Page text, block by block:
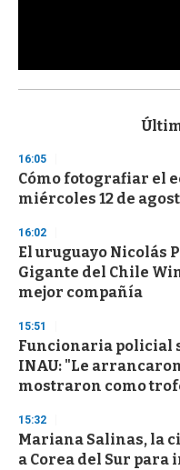
s
d
s
o
f
3
s
e
c
o
d
s
16:05
Cómo fotografiar el
miércoles 12 de
16:02
El uruguayo Nicolás
Gigante del Chile
mejor compañía
15:51
Funcionaria policial
INAU: "Le
mostraron como
15:32
Mariana Salinas, la
a Corea del Sur